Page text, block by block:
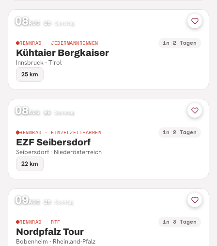
08AUG 26 Samstag
RENNRAD · JEDERMANNRENNEN in 2 Tagen
Kühtaier Bergkaiser
Innsbruck · Tirol
25 km
08AUG 26 Samstag
RENNRAD · EINZELZEITFAHREN in 2 Tagen
EZF Seibersdorf
Seibersdorf · Niederösterreich
22 km
09AUG 26 Sonntag
RENNRAD · RTF in 3 Tagen
Nordpfalz Tour
Bobenheim · Rheinland-Pfalz